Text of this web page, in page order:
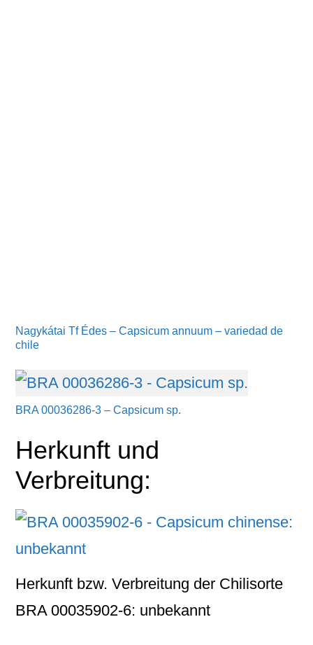
Nagykátai Tf Édes – Capsicum annuum – variedad de
chile
BRA 00036286-3 – Capsicum sp.
Herkunft und
Verbreitung:
Herkunft bzw. Verbreitung der Chilisorte
BRA 00035902-6: unbekannt